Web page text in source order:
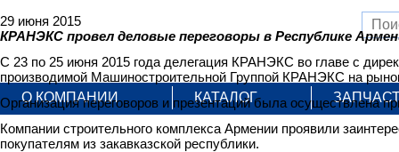
О КОМПАНИИ КАТАЛОГ
29 июня 2015
КРАНЭКС провел деловые переговоры в Республике
С 23 по 25 июня 2015 года делегация КРАНЭКС во главе с
производимой Машиностроительной Группой КРАНЭКС на
Организация переговоров и презентаций была осуществлена
Компании строительного комплекса Армении проявили
покупателям из закавказской республики.